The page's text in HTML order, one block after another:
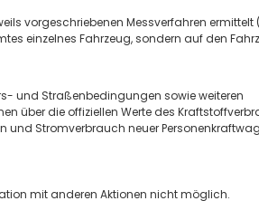
vorgeschriebenen Messverfahren ermittelt
einzelnes Fahrzeug, sondern auf den
und Straßenbedingungen sowie weiteren
über die offiziellen Werte des
und Stromverbrauch neuer
mit anderen Aktionen nicht möglich.